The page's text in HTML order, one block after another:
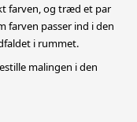
farven, og træd et par
passer ind i den
i rummet.
malingen i den